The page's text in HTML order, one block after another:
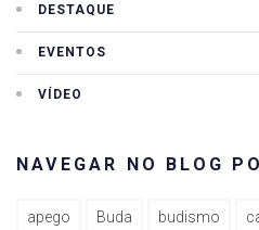
DESTAQUE
EVENTOS
VÍDEO
NAVEGAR NO BLOG
apego Buda budismo